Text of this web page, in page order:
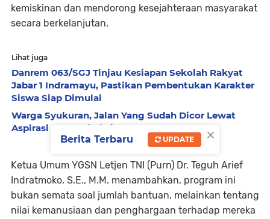
kemiskinan dan mendorong kesejahteraan masyarakat
secara berkelanjutan.
Lihat juga
Danrem 063/SGJ Tinjau Kesiapan Sekolah Rakyat
Jabar 1 Indramayu, Pastikan Pembentukan Karakter
Siswa Siap Dimulai
Warga Syukuran, Jalan Yang Sudah Dicor Lewat
Aspirasi Dewan fraksi PKB
Ketua Umum YGSN Letjen TNI (Purn) Dr. Teguh Arief
Indratmoko, S.E., M.M. menambahkan, program ini
bukan semata soal jumlah bantuan, melainkan tentang
nilai kemanusiaan dan penghargaan terhadap mereka
×
Berita Terbaru UPDATE